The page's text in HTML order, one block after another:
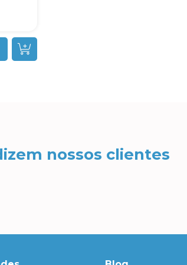
nossos clientes